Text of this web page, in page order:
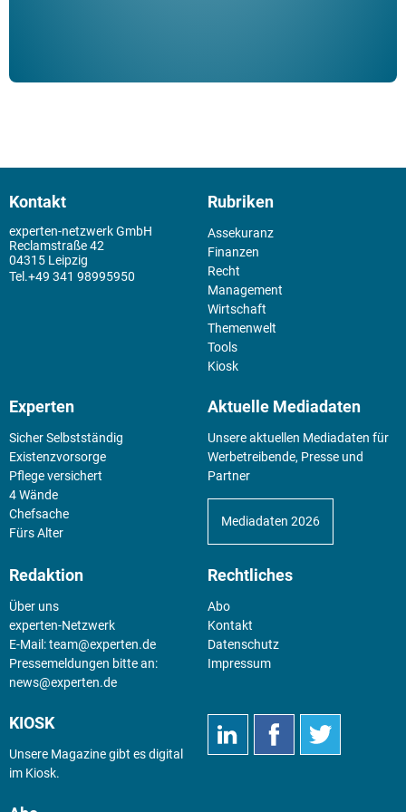
Kontakt
experten-netzwerk GmbH
Reclamstraße 42
04315 Leipzig
+49 341 98995950
Rubriken
Assekuranz
Finanzen
Recht
Management
Wirtschaft
Themenwelt
Tools
Kiosk
Experten
Sicher Selbstständig
Existenz­vorsorge
Pflege versichert
4 Wände
Chefsache
Fürs Alter
Aktuelle Mediadaten
Unsere aktuellen Mediadaten für
Werbetreibende, Presse und
Partner
Mediadaten 2026
Redaktion
Über uns
experten-Netzwerk
E-Mail: team@experten.de
Pressemeldungen bitte an:
news@experten.de
Rechtliches
Abo
Kontakt
Datenschutz
Impressum
KIOSK
Unsere Magazine gibt es digital
im Kiosk.